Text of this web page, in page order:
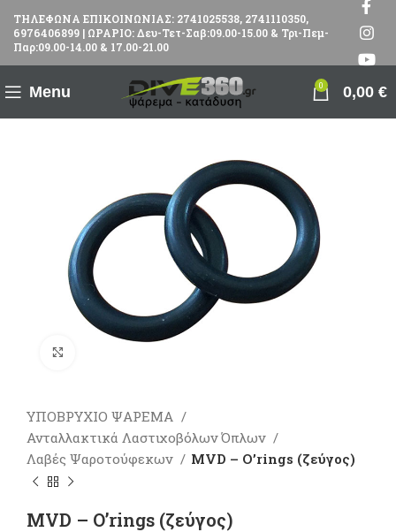
ΤΗΛΕΦΩΝΑ ΕΠΙΚΟΙΝΩΝΙΑΣ: 2741025538, 2741110350,
6976406899 | ΩΡΑΡΙΟ: Δευ-Τετ-Σαβ:09.00-15.00 & Τρι-Πεμ-
Παρ:09.00-14.00 & 17.00-21.00
Menu 0 0,00 €
ΥΠΟΒΡΥΧΙΟ ΨΑΡΕΜΑ
Ανταλλακτικά Λαστιχοβόλων Όπλων
Λαβές Ψαροτούφεκων
MVD – O’rings (ζεύγος)
MVD – O’rings (ζεύγος)